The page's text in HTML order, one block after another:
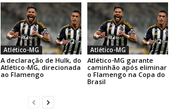
Atlético-MG
A declaração de Hulk, do
Atlético-MG, direcionada
ao Flamengo
Atlético-MG
Atlético-MG garante
caminhão após eliminar
o Flamengo na Copa do
Brasil